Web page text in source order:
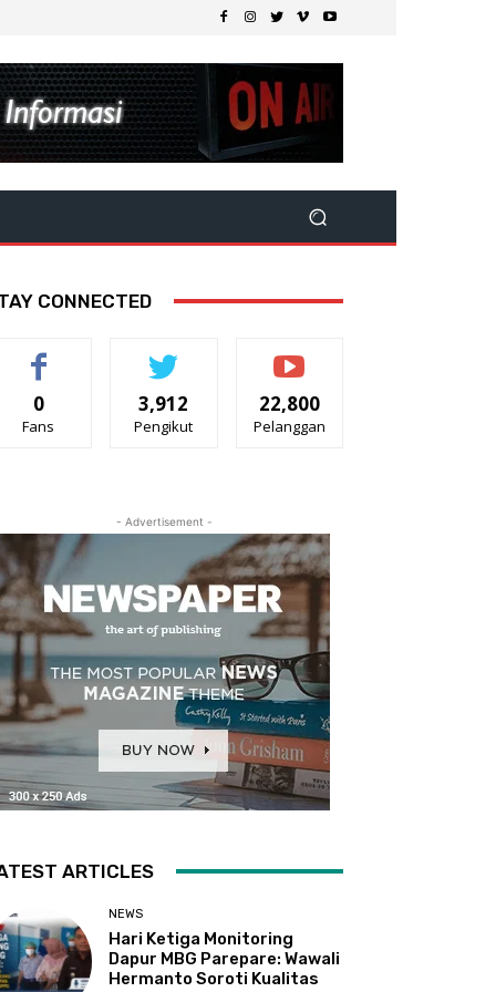
CONNECTED
0
Fans
3,912
Pengikut
22,800
Pelanggan
- Advertisement -
ARTICLES
NEWS
Hari Ketiga Monitoring
Dapur MBG Parepare: Wawali
Hermanto Soroti Kualitas